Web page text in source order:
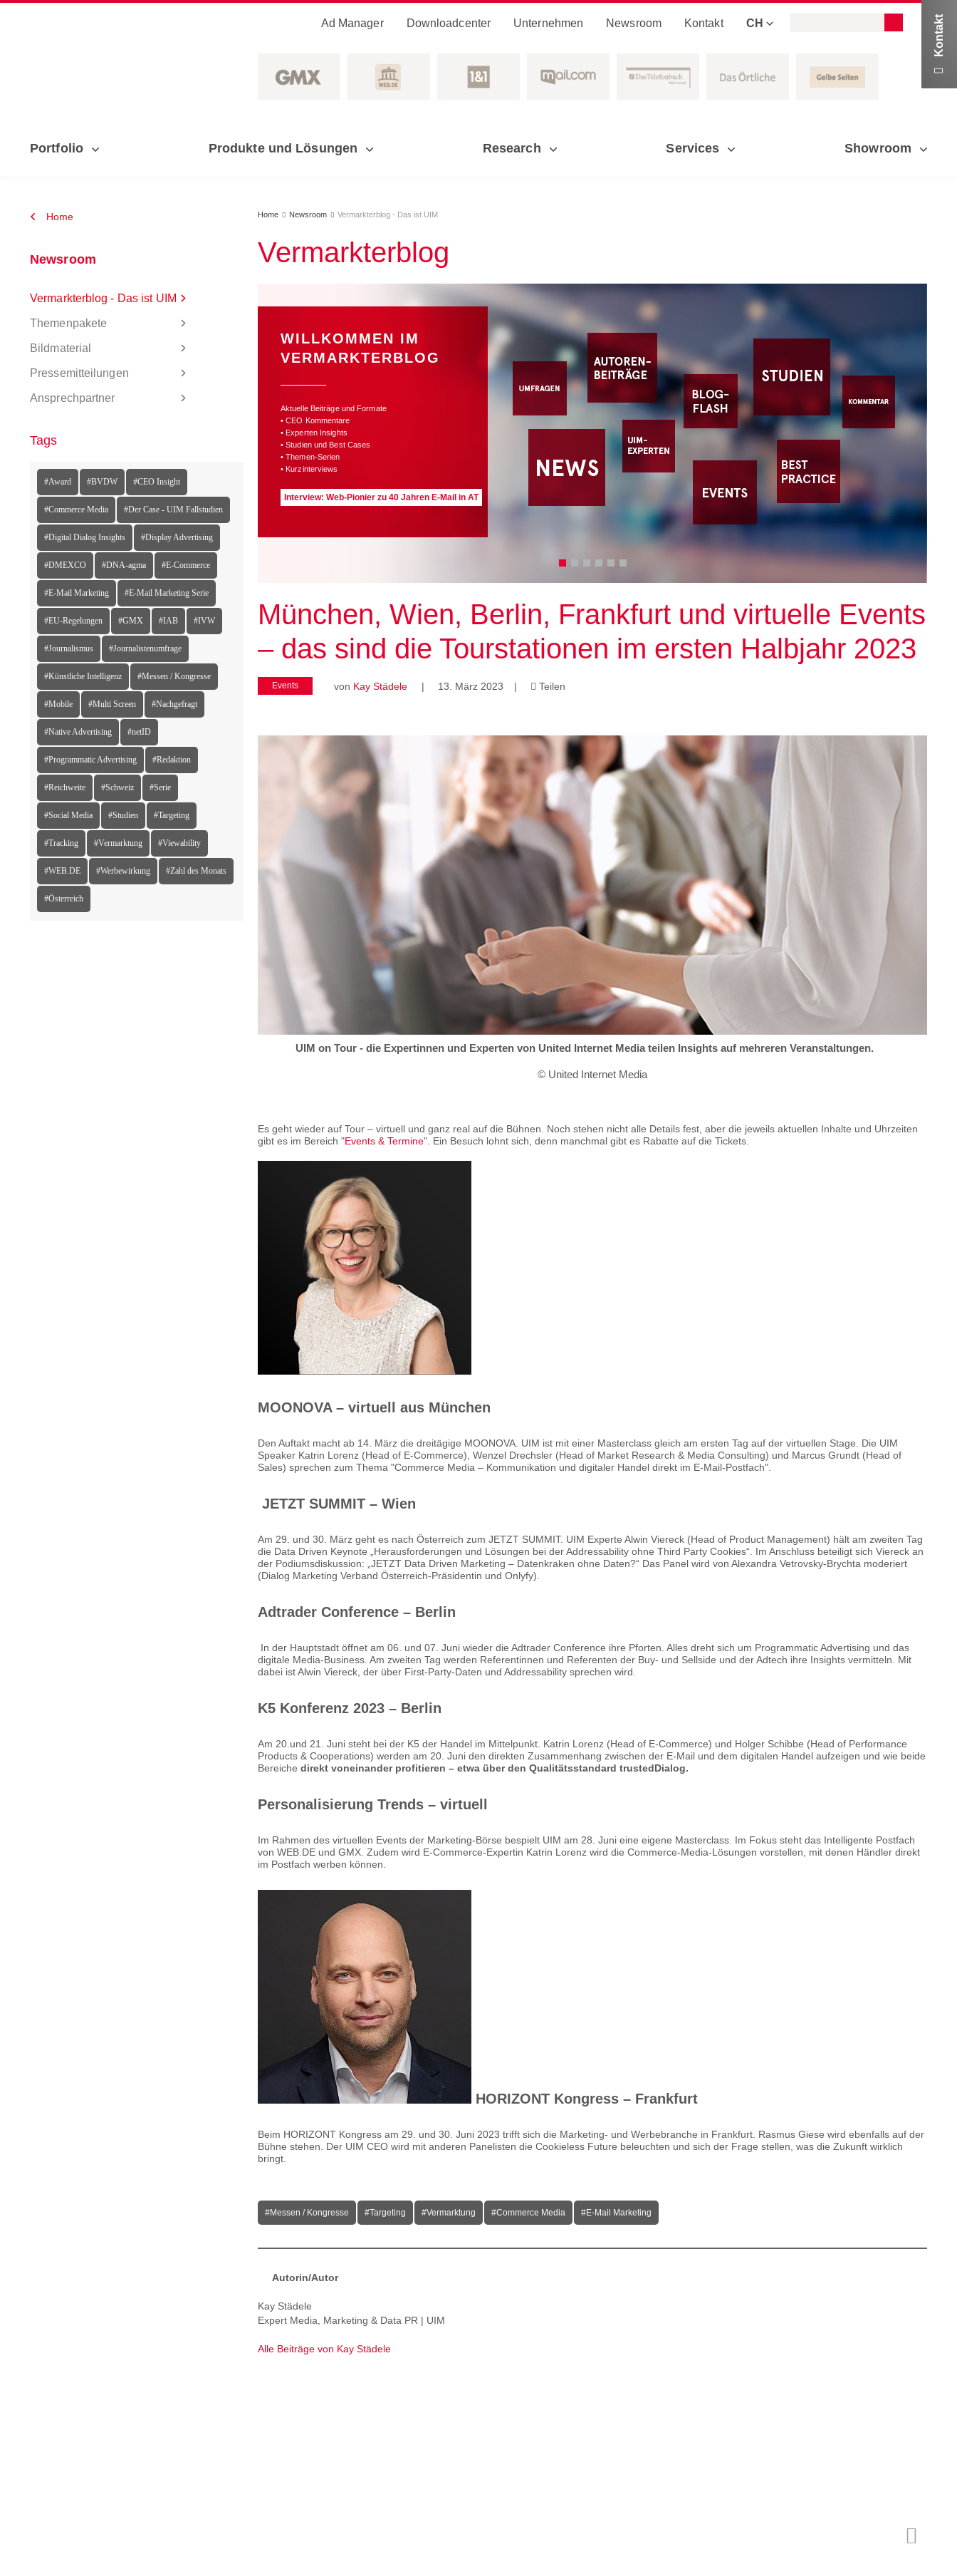
Ad Manager Downloadcenter Unternehmen Newsroom Kontakt CH
Portfolio Produkte und Lösungen Research Services Showroom
Home
Newsroom
Vermarkterblog - Das ist UIM
Themenpakete
Bildmaterial
Pressemitteilungen
Ansprechpartner
Tags
#Award #BVDW #CEO Insight
#Commerce Media #Der Case - UIM Fallstudien
#Digital Dialog Insights #Display Advertising
#DMEXCO #DNA-agma #E-Commerce
#E-Mail Marketing #E-Mail Marketing Serie
#EU-Regelungen #GMX #IAB #IVW
#Journalismus #Journalistenumfrage
#Künstliche Intelligenz #Messen / Kongresse
#Mobile #Multi Screen #Nachgefragt
#Native Advertising #netID
#Programmatic Advertising #Redaktion
#Reichweite #Schweiz #Serie
#Social Media #Studien #Targeting
#Tracking #Vermarktung #Viewability
#WEB.DE #Werbewirkung #Zahl des Monats
#Österreich
Home  Newsroom  Vermarkterblog - Das ist UIM
Vermarkterblog
WILLKOMMEN IM
VERMARKTERBLOG
Aktuelle Beiträge und Formate
• CEO Kommentare
• Experten Insights
• Studien und Best Cases
• Themen-Serien
• Kurzinterviews
Interview: Web-Pionier zu 40 Jahren E-Mail in AT
München, Wien, Berlin, Frankfurt und virtuelle Events
– das sind die Tourstationen im ersten Halbjahr 2023
Events von Kay Städele | 13. März 2023 |  Teilen
UIM on Tour - die Expertinnen und Experten von United Internet Media teilen Insights auf mehreren Veranstaltungen.
© United Internet Media
Es geht wieder auf Tour – virtuell und ganz real auf die Bühnen. Noch stehen nicht alle Details fest, aber die jeweils aktuellen Inhalte und Uhrzeiten
gibt es im Bereich "Events & Termine". Ein Besuch lohnt sich, denn manchmal gibt es Rabatte auf die Tickets.
MOONOVA – virtuell aus München
Den Auftakt macht ab 14. März die dreitägige MOONOVA. UIM ist mit einer Masterclass gleich am ersten Tag auf der virtuellen Stage. Die UIM
Speaker Katrin Lorenz (Head of E-Commerce), Wenzel Drechsler (Head of Market Research & Media Consulting) und Marcus Grundt (Head of
Sales) sprechen zum Thema "Commerce Media – Kommunikation und digitaler Handel direkt im E-Mail-Postfach".
JETZT SUMMIT – Wien
Am 29. und 30. März geht es nach Österreich zum JETZT SUMMIT. UIM Experte Alwin Viereck (Head of Product Management) hält am zweiten Tag
die Data Driven Keynote „Herausforderungen und Lösungen bei der Addressability ohne Third Party Cookies“. Im Anschluss beteiligt sich Viereck an
der Podiumsdiskussion: „JETZT Data Driven Marketing – Datenkraken ohne Daten?“ Das Panel wird von Alexandra Vetrovsky-Brychta moderiert
(Dialog Marketing Verband Österreich-Präsidentin und Onlyfy).
Adtrader Conference – Berlin
In der Hauptstadt öffnet am 06. und 07. Juni wieder die Adtrader Conference ihre Pforten. Alles dreht sich um Programmatic Advertising und das
digitale Media-Business. Am zweiten Tag werden Referentinnen und Referenten der Buy- und Sellside und der Adtech ihre Insights vermitteln. Mit
dabei ist Alwin Viereck, der über First-Party-Daten und Addressability sprechen wird.
K5 Konferenz 2023 – Berlin
Am 20.und 21. Juni steht bei der K5 der Handel im Mittelpunkt. Katrin Lorenz (Head of E-Commerce) und Holger Schibbe (Head of Performance
Products & Cooperations) werden am 20. Juni den direkten Zusammenhang zwischen der E-Mail und dem digitalen Handel aufzeigen und wie beide
Bereiche direkt voneinander profitieren – etwa über den Qualitätsstandard trustedDialog.
Personalisierung Trends – virtuell
Im Rahmen des virtuellen Events der Marketing-Börse bespielt UIM am 28. Juni eine eigene Masterclass. Im Fokus steht das Intelligente Postfach
von WEB.DE und GMX. Zudem wird E-Commerce-Expertin Katrin Lorenz wird die Commerce-Media-Lösungen vorstellen, mit denen Händler direkt
im Postfach werben können.
HORIZONT Kongress – Frankfurt
Beim HORIZONT Kongress am 29. und 30. Juni 2023 trifft sich die Marketing- und Werbebranche in Frankfurt. Rasmus Giese wird ebenfalls auf der
Bühne stehen. Der UIM CEO wird mit anderen Panelisten die Cookieless Future beleuchten und sich der Frage stellen, was die Zukunft wirklich
bringt.
#Messen / Kongresse #Targeting #Vermarktung #Commerce Media #E-Mail Marketing
Autorin/Autor
Kay Städele
Expert Media, Marketing & Data PR | UIM
Alle Beiträge von Kay Städele

Kontakt
